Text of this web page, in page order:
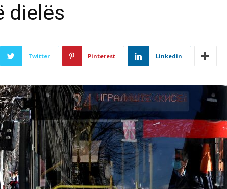
dielës
Twitter Pinterest Linkedin